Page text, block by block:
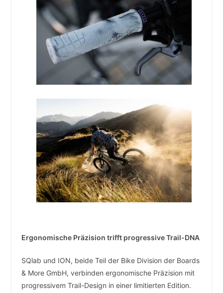
Ergonomische Präzision trifft progressive Trail-DNA
SQlab und ION, beide Teil der Bike Division der Boards
& More GmbH, verbinden ergonomische Präzision mit
progressivem Trail-Design in einer limitierten Edition.